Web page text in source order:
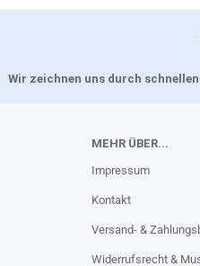
Wir zeichnen uns durch
MEHR ÜBER...
Impressum
Kontakt
Versand- &
Widerrufsrecht &